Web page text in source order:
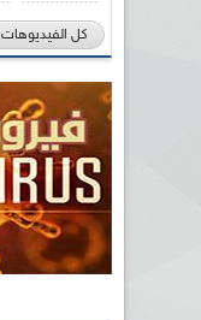
كل الفيديوهات